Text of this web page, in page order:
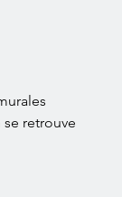
retrouve